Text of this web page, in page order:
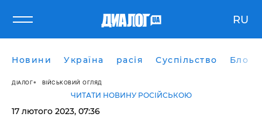
RU
Новини Україна расія Суспільство Блоги
ДІАЛОГ ВІЙСЬКОВИЙ ОГЛЯД
ЧИТАТИ НОВИНУ РОСІЙСЬКОЮ
17 лютого 2023, 07:36